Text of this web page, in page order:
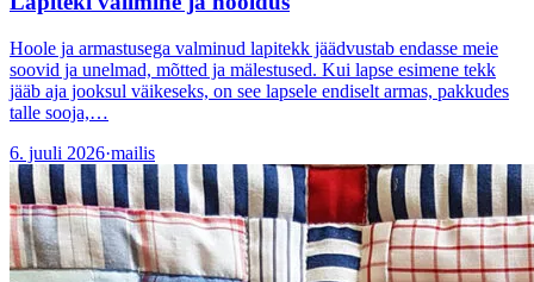
Hoole ja armastusega valminud lapitekk jäädvustab endasse meie
soovid ja unelmad, mõtted ja mälestused. Kui lapse esimene tekk
jääb aja jooksul väikeseks, on see lapsele endiselt armas, pakkudes
talle sooja,…
6. juuli 2026·mailis